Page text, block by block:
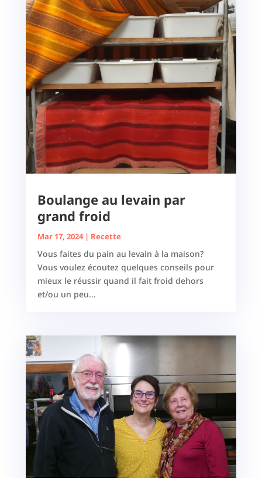
Boulange au levain par
grand froid
Mar 17, 2024| Recette
Vous faites du pain au levain à la maison?
Vous voulez écoutez quelques conseils pour
mieux le réussir quand il fait froid dehors
et/ou un peu...